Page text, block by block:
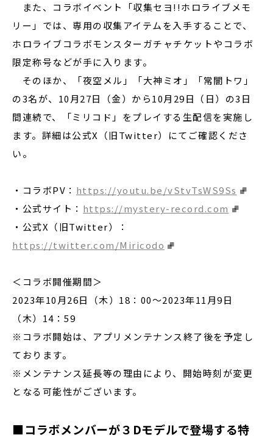
また、コラボイベント「収集セヨ!!ホロライブメモ
リー」では、専用の収集アイテムを入手することで、
ホロライブコラボモンスターガチャチケットやコラボ
限定称号などが手に入ります。
そのほか、「夜空メル」「大神ミオ」「常闇トワ」
の3名が、10月27日（金）から10月29日（日）の3日
間連続で、「ミリコド」をプレイする生配信を実施し
ます。詳細は公式X（旧Twitter）にてご確認くださ
い。
・コラボPV： https://youtu.be/vStvTsWS9Ss
・公式サイト： https://mystery-record.com
・公式X（旧Twitter）：
https://twitter.com/Miricodo
＜コラボ開催期間＞
2023年10月26日（木）18：00～2023年11月9日
（木）14：59
※コラボ開始は、アプリメンテナンス終了後を予定し
ております。
※メンテナンス延長等の理由により、開始時刻が変更
となる可能性がございます。
■コラボメンバーが３Dモデルで登場する特